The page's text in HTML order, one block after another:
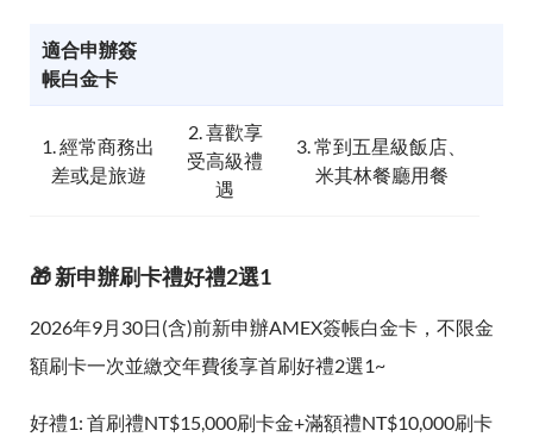
適合申辦簽
帳白金卡
1. 經常商務出
差或是旅遊
2. 喜歡享
受高級禮
遇
3. 常到五星級飯店、
米其林餐廳用餐
🎁 新申辦刷卡禮好禮2選1
2026年9月30日(含)前新申辦AMEX簽帳白金卡，不限金
額刷卡一次並繳交年費後享首刷好禮2選1~
好禮1: 首刷禮NT$15,000刷卡金+滿額禮NT$10,000刷卡